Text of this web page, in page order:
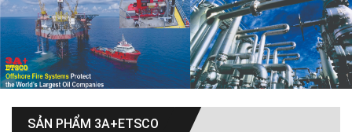
SẢN PHẨM 3A+ETSCO